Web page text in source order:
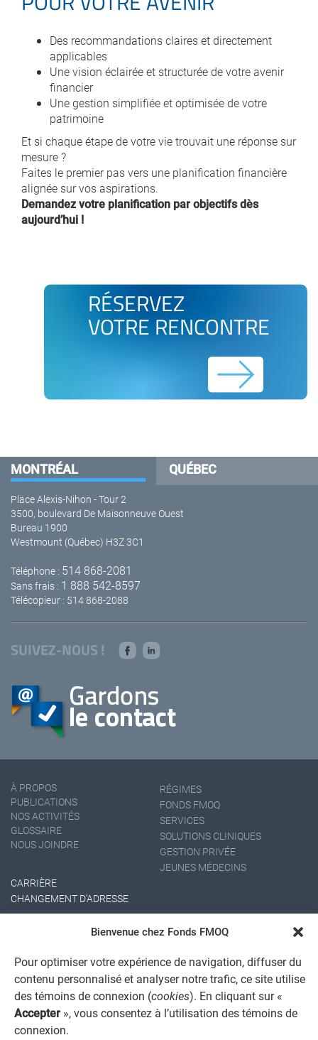
Bienvenue chez Fonds FMOQ
Pour optimiser votre expérience de navigation, diffuser du
contenu personnalisé et analyser notre trafic, ce site utilise
des témoins de connexion (cookies). En cliquant sur «
Accepter », vous consentez à l’utilisation des témoins de
connexion.
Des recommandations claires et directement
applicables
Une vision éclairée et structurée de votre avenir
financier
Une gestion simplifiée et optimisée de votre
patrimoine
Et si chaque étape de votre vie trouvait une réponse sur
mesure ?
Faites le premier pas vers une planification financière
alignée sur vos aspirations.
Demandez votre planification par objectifs dès
aujourd’hui !
RÉSERVEZ
VOTRE RENCONTRE
MONTRÉAL QUÉBEC
Place Alexis-Nihon - Tour 2
3500, boulevard De Maisonneuve Ouest
Bureau 1900
Westmount (Québec) H3Z 3C1
Téléphone : 514 868-2081
Sans frais : 1 888 542-8597
Télécopieur : 514 868-2088
SUIVEZ-NOUS !
À PROPOS
PUBLICATIONS
NOS ACTIVITÉS
GLOSSAIRE
NOUS JOINDRE
RÉGIMES
FONDS FMOQ
SERVICES
SOLUTIONS CLINIQUES
GESTION PRIVÉE
JEUNES MÉDECINS
CARRIÈRE
CHANGEMENT D'ADRESSE
AVIS JURIDIQUE GÉNÉRAL